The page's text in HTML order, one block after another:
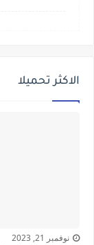
الاكثر تحميلا
نوفمبر 21, 2023